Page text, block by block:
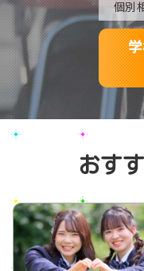
個別
おす